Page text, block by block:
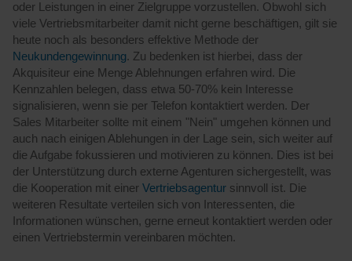
oder Leistungen in einer Zielgruppe vorzustellen. Obwohl sich
viele Vertriebsmitarbeiter damit nicht gerne beschäftigen, gilt sie
heute noch als besonders effektive Methode der
Neukundengewinnung. Zu bedenken ist hierbei, dass der
Akquisiteur eine Menge Ablehnungen erfahren wird. Die
Kennzahlen belegen, dass etwa 50-70% kein Interesse
signalisieren, wenn sie per Telefon kontaktiert werden. Der
Sales Mitarbeiter sollte mit einem "Nein" umgehen können und
auch nach einigen Ablehungen in der Lage sein, sich weiter auf
die Aufgabe fokussieren und motivieren zu können. Dies ist bei
der Unterstützung durch externe Agenturen sichergestellt, was
die Kooperation mit einer Vertriebsagentur sinnvoll ist. Die
weiteren Resultate verteilen sich von Interessenten, die
Informationen wünschen, gerne erneut kontaktiert werden oder
einen Vertriebstermin vereinbaren möchten.